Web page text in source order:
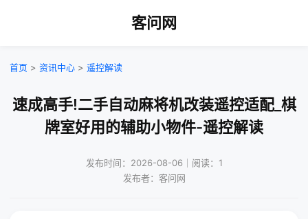
客问网
首页 > 资讯中心 > 遥控解读
速成高手!二手自动麻将机改装遥控适配_棋
牌室好用的辅助小物件-遥控解读
发布时间：2026-08-06｜阅读：1
发布者：客问网